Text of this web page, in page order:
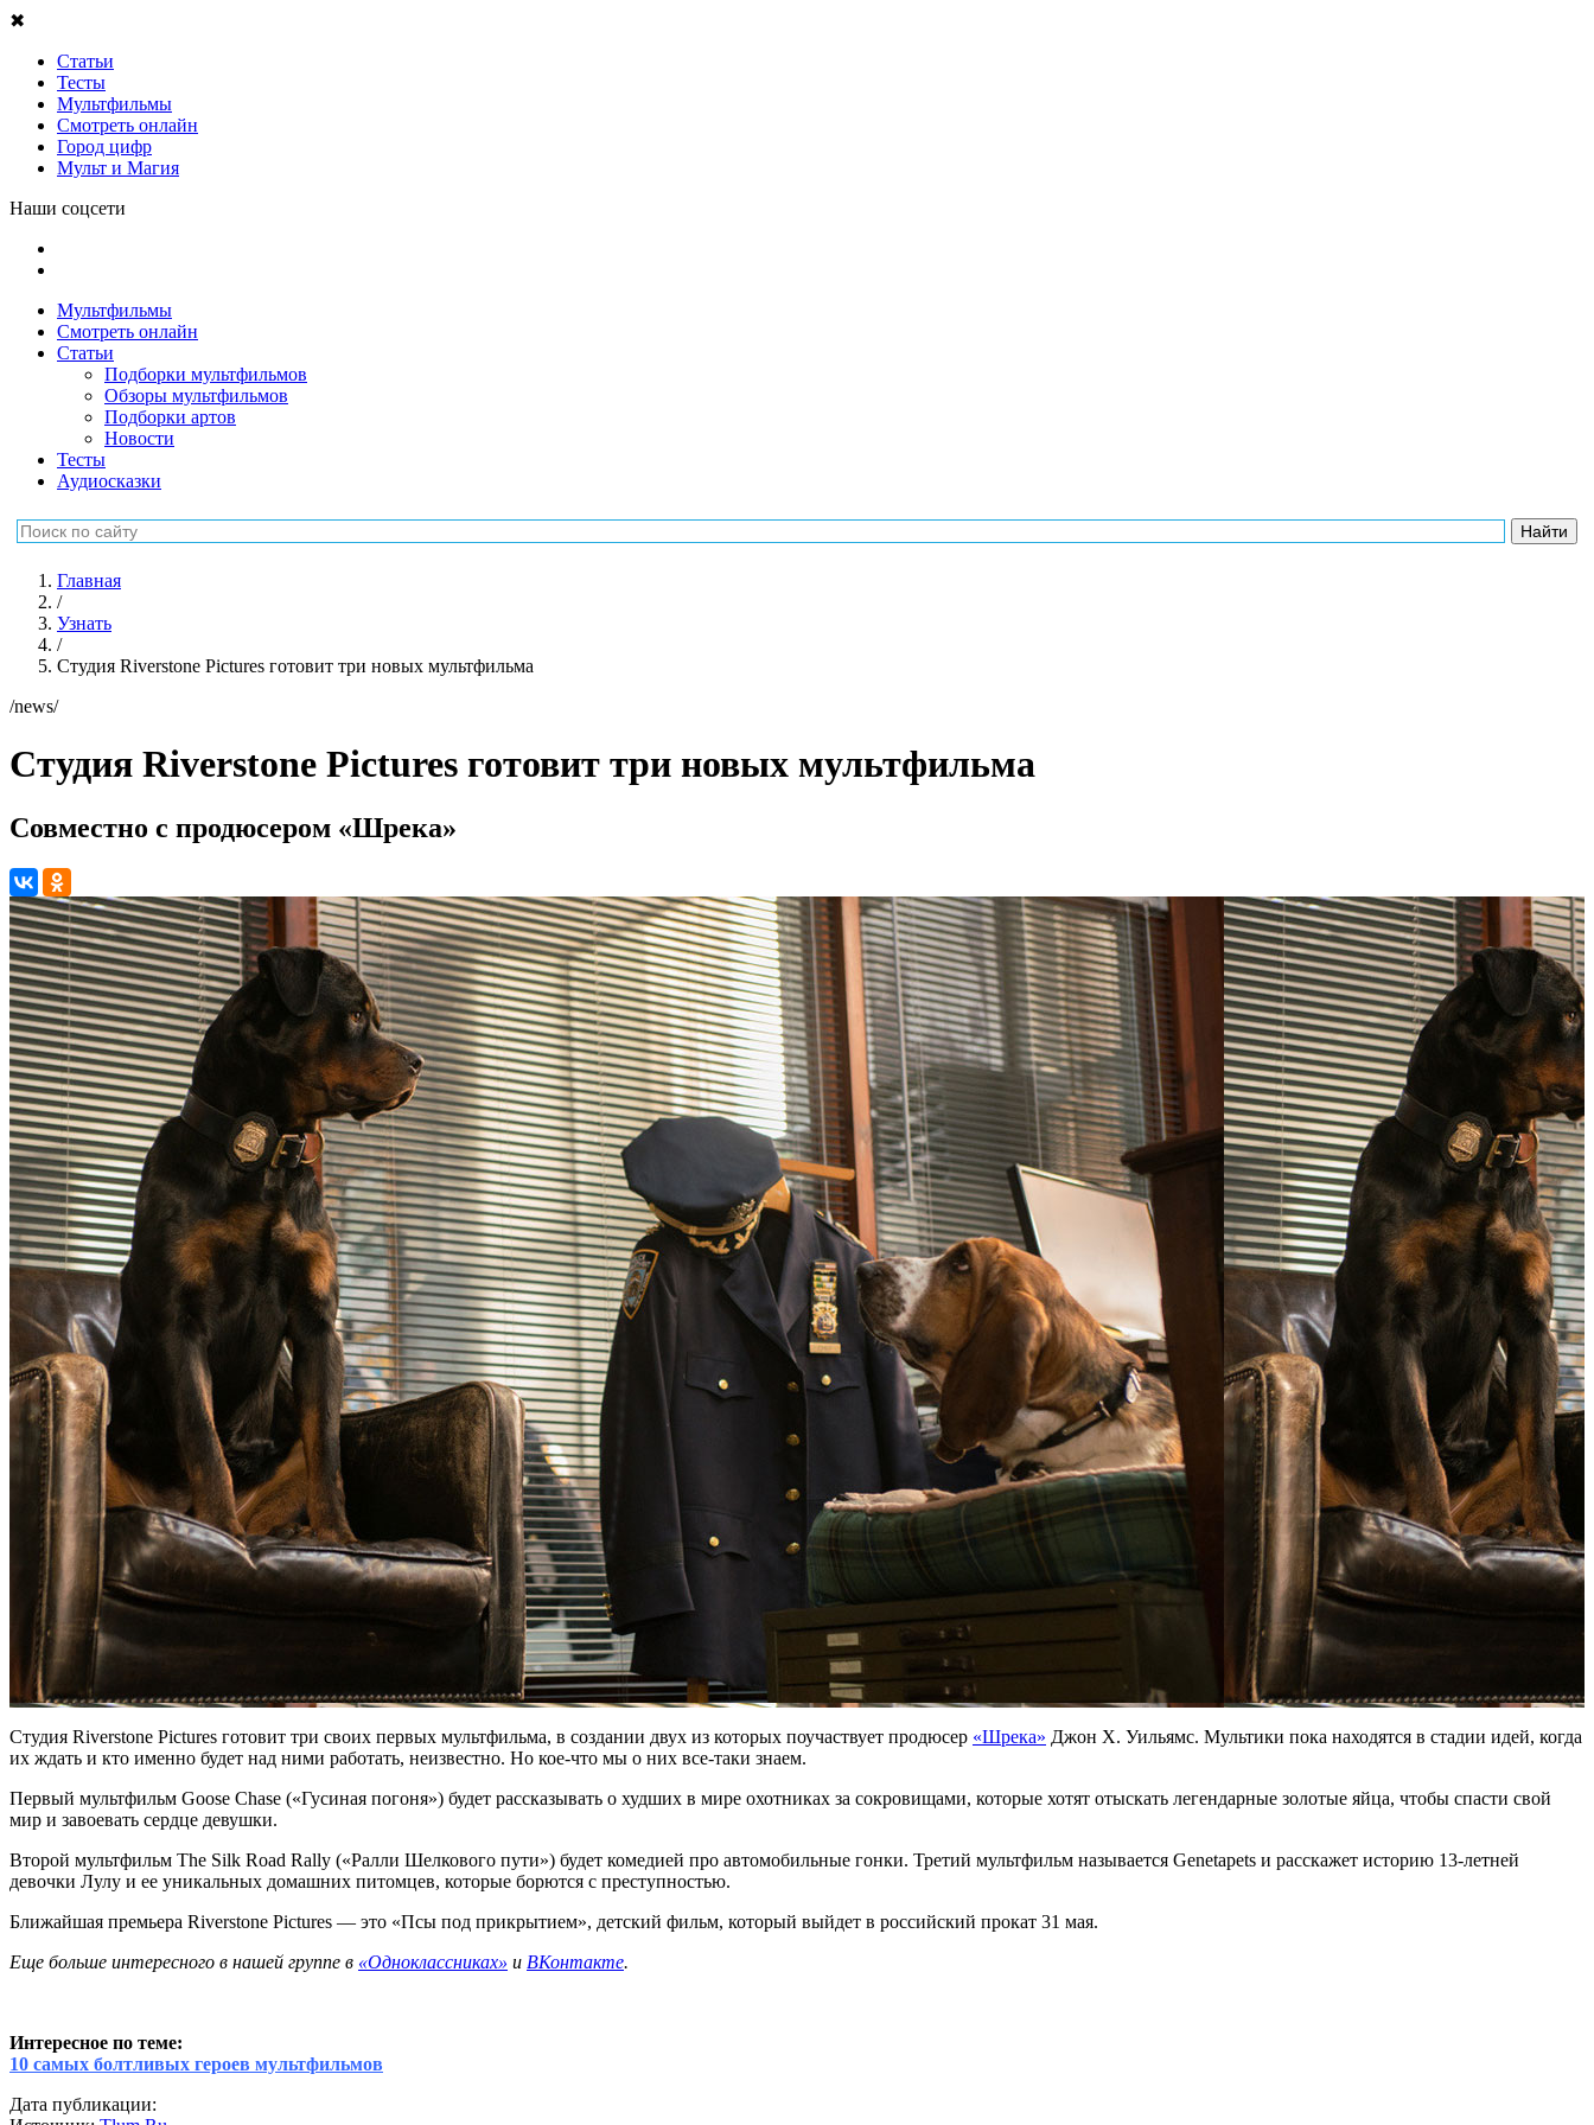
✖
Статьи
Тесты
Мультфильмы
Смотреть онлайн
Город цифр
Мульт и Магия
Наши соцсети
Мультфильмы
Смотреть онлайн
Статьи
Подборки мультфильмов
Обзоры мультфильмов
Подборки артов
Новости
Тесты
Аудиосказки
Главная
/
Узнать
/
Студия Riverstone Pictures готовит три новых мультфильма
/news/
Студия Riverstone Pictures готовит три новых мультфильма
Совместно с продюсером «Шрека»
Студия Riverstone Pictures готовит три своих первых мультфильма, в создании двух из которых поучаствует продюсер «Шрека» Джон Х. Уильямс. Мультики пока находятся в стадии идей, когда
их ждать и кто именно будет над ними работать, неизвестно. Но кое-что мы о них все-таки знаем.
Первый мультфильм Goose Chase («Гусиная погоня») будет рассказывать о худших в мире охотниках за сокровищами, которые хотят отыскать легендарные золотые яйца, чтобы спасти свой
мир и завоевать сердце девушки.
Второй мультфильм The Silk Road Rally («Ралли Шелкового пути») будет комедией про автомобильные гонки. Третий мультфильм называется Genetapets и расскажет историю 13-летней
девочки Лулу и ее уникальных домашних питомцев, которые борются с преступностью.
Ближайшая премьера Riverstone Pictures — это «Псы под прикрытием», детский фильм, который выйдет в российский прокат 31 мая.
Еще больше интересного в нашей группе в «Одноклассниках» и ВКонтакте.
Интересное по теме:
10 самых болтливых героев мультфильмов
Дата публикации: